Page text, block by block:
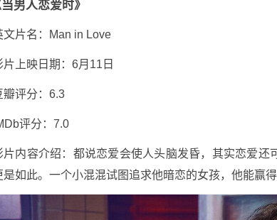
当男人恋爱时》
文片名：Man in Love
片上映日期：6月11日
瓣评分：6.3
评分：7.0
片内容介绍：都说恋爱会使人头脑发昏，其实恋爱还
是如此。一个小混混试图追求他暗恋的女孩，他能赢